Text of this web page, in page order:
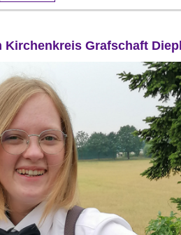
Kirchenkreis Grafschaft